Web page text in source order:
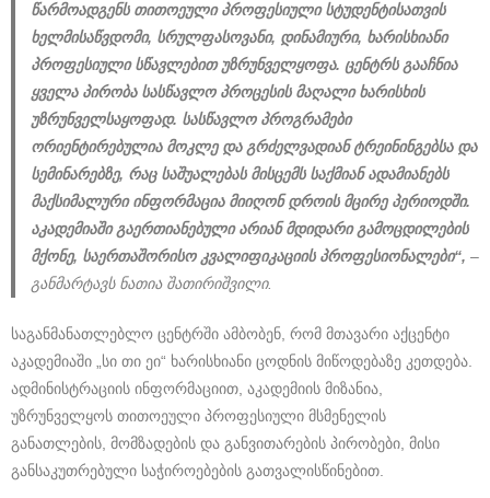
წარმოადგენს თითოეული პროფესიული სტუდენტისათვის
ხელმისაწვდომი, სრულფასოვანი, დინამიური, ხარისხიანი
პროფესიული სწავლებით უზრუნველყოფა. ცენტრს გააჩნია
ყველა პირობა სასწავლო პროცესის მაღალი ხარისხის
უზრუნველსაყოფად. სასწავლო პროგრამები
ორიენტირებულია მოკლე და გრძელვადიან ტრეინინგებსა და
სემინარებზე, რაც საშუალებას მისცემს საქმიან ადამიანებს
მაქსიმალური ინფორმაცია მიიღონ დროის მცირე პერიოდში.
აკადემიაში გაერთიანებული არიან მდიდარი გამოცდილების
მქონე, საერთაშორისო კვალიფიკაციის პროფესიონალები“, –
განმარტავს ნათია შათირიშვილი.
საგანმანათლებლო ცენტრში ამბობენ, რომ მთავარი აქცენტი
აკადემიაში „სი თი ეი“ ხარისხიანი ცოდნის მიწოდებაზე კეთდება.
ადმინისტრაციის ინფორმაციით, აკადემიის მიზანია,
უზრუნველყოს თითოეული პროფესიული მსმენელის
განათლების, მომზადების და განვითარების პირობები, მისი
განსაკუთრებული საჭიროებების გათვალისწინებით.